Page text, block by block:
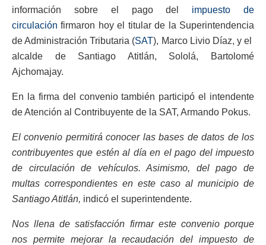
información sobre el pago del
impuesto de
circulación firmaron hoy el titular de la Superintendencia
de Administración Tributaria (SAT), Marco Livio Díaz, y el
alcalde de Santiago Atitlán, Sololá, Bartolomé
Ajchomajay.
En la firma del convenio también participó el intendente
de Atención al Contribuyente de la SAT, Armando Pokus.
El convenio permitirá conocer las bases de datos de los
contribuyentes que estén al día en el pago del impuesto
de circulación de vehículos. Asimismo, del pago de
multas correspondientes en este caso al municipio de
Santiago Atitlán, indicó el superintendente.
Nos llena de satisfacción firmar este convenio porque
nos permite mejorar la recaudación del impuesto de